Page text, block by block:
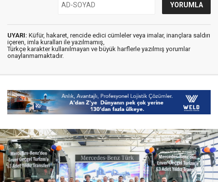
UYARI: Küfür, hakaret, rencide edici cümleler veya imalar, inançlara saldırı
içeren, imla kuralları ile yazılmamış,
Türkçe karakter kullanılmayan ve büyük harflerle yazılmış yorumlar
onaylanmamaktadır.